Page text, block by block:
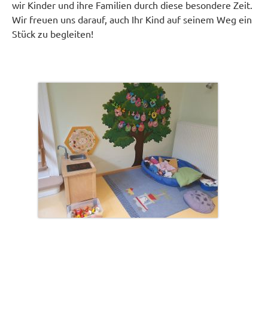
wir Kinder und ihre Familien durch diese besondere Zeit.
Wir freuen uns darauf, auch Ihr Kind auf seinem Weg ein
Stück zu begleiten!